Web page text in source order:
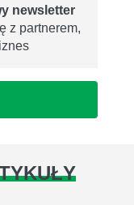
newsletter
z partnerem,